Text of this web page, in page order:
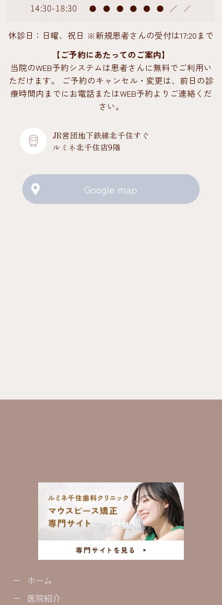
14:30-18:30 ● ● ● ● ● ● ／ ／
休診日：日曜、祝日 ※新規患者さんの受付は17:20まで
【ご予約にあたってのご案内】
当院のWEB予約システムは患者さんに無料でご利用い
ただけます。 ご予約のキャンセル・変更は、前日の診
療時間内までにお電話またはWEB予約よりご連絡くだ
さい。
JR営団地下鉄線北千住すぐ
ルミネ北千住店9階
Google map
ホーム
医院紹介